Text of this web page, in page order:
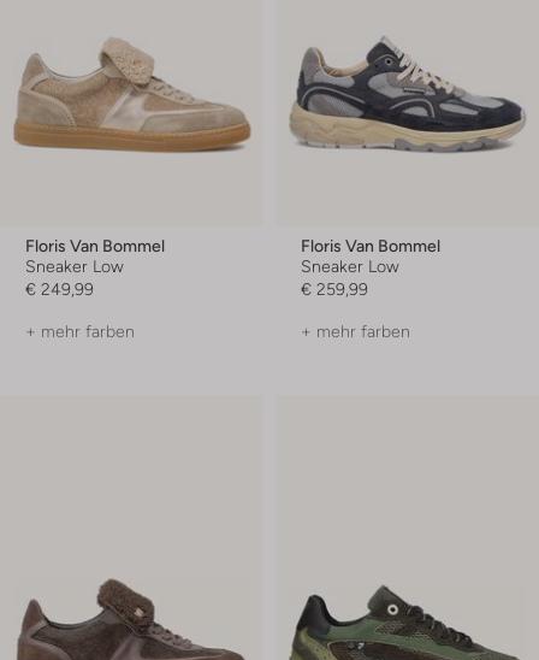
Floris Van Bommel
Sneaker Low
€ 249,99
+ mehr farben
Floris Van Bommel
Sneaker Low
€ 259,99
+ mehr farben